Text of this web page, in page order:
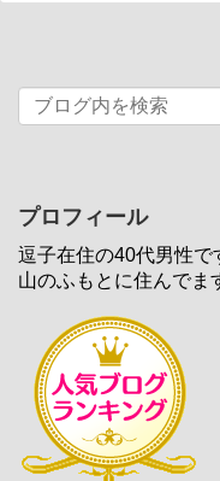
プロフィール
逗子在住の40代男性
山のふもとに住んでま